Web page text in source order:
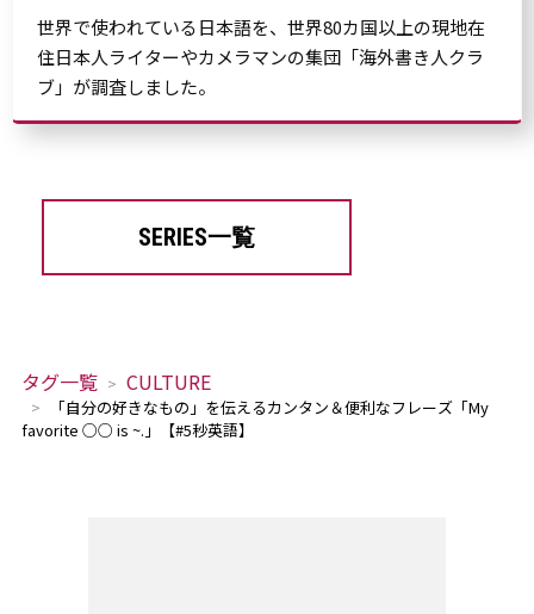
世界で使われている日本語を、世界80カ国以上の現地在
住日本人ライターやカメラマンの集団「海外書き人クラ
ブ」が調査しました。
SERIES一覧
タグ一覧 CULTURE
「自分の好きなもの」を伝えるカンタン＆便利なフレーズ「My
favorite ○○ is ~.」【#5秒英語】